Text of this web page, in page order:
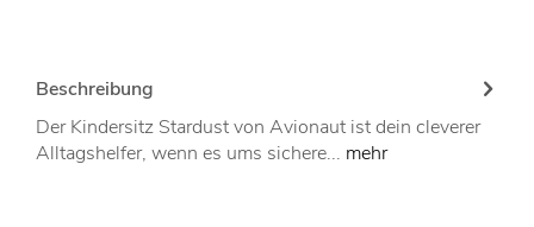
Beschreibung
Der Kindersitz Stardust von Avionaut ist dein cleverer
Alltagshelfer, wenn es ums sichere... mehr